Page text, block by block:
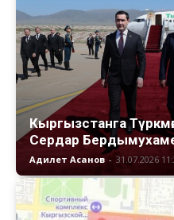
Кыргызстанга
Сердар
Адилет Асанов - 31.07.2026